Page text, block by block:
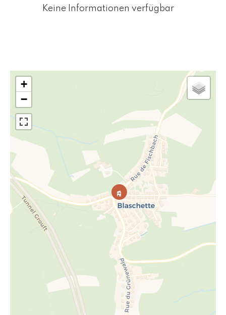
Keine Informationen verfügbar
+
−